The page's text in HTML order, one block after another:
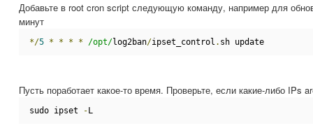
Добавьте в root cron script следующую команду, например для
минут
*/5 * * * * /opt/log2ban/ipset_control . sh update
Пусть поработает какое-то время. Проверьте, если какие-либо IPs
sudo ipset - L